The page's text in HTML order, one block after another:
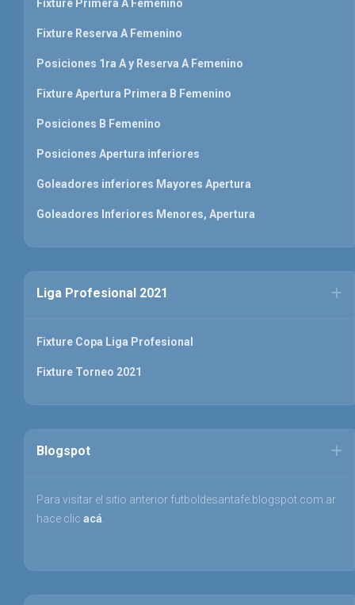
Fixture Primera A Femenino
Fixture Reserva A Femenino
Posiciones 1ra A y Reserva A Femenino
Fixture Apertura Primera B Femenino
Posiciones B Femenino
Posiciones Apertura inferiores
Goleadores inferiores Mayores Apertura
Goleadores Inferiores Menores, Apertura
Liga Profesional 2021
Fixture Copa Liga Profesional
Fixture Torneo 2021
Blogspot
Para visitar el sitio anterior futboldesantafe.blogspot.com.ar
hace clic acá